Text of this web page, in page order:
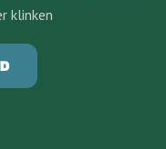
klinken